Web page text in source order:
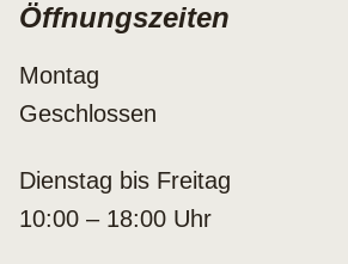
Öffnungszeiten
Montag
Geschlossen
Dienstag bis Freitag
10:00 – 18:00 Uhr